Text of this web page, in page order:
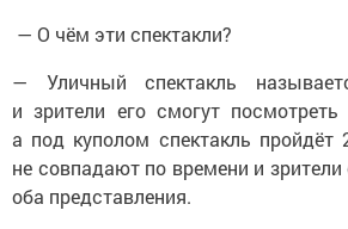
— О чём эти спектакли?
— Уличный спектакль
и зрители его смогут
а под куполом спектакль
не совпадают по времени и
оба представления.